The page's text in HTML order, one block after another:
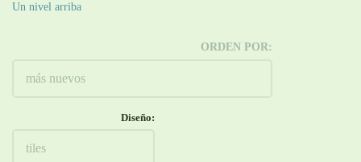
Un nivel arriba
ORDEN POR:
Diseño: